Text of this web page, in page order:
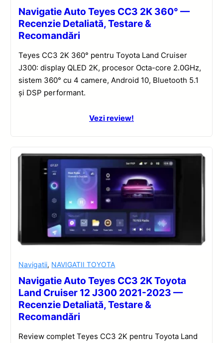
Navigatie Auto Teyes CC3 2K 360° —
Recenzie Detaliată, Testare &
Recomandări
Teyes CC3 2K 360° pentru Toyota Land Cruiser
J300: display QLED 2K, procesor Octa-core 2.0GHz,
sistem 360° cu 4 camere, Android 10, Bluetooth 5.1
și DSP performant.
Vezi review!
Navigatii, NAVIGATII TOYOTA
Navigatie Auto Teyes CC3 2K Toyota
Land Cruiser 12 J300 2021-2023 —
Recenzie Detaliată, Testare &
Recomandări
Review complet Teyes CC3 2K pentru Toyota Land